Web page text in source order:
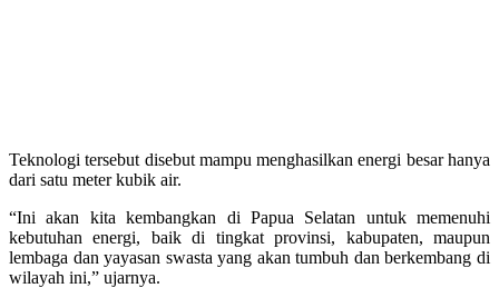
Teknologi tersebut disebut mampu menghasilkan energi besar hanya
dari satu meter kubik air.
“Ini akan kita kembangkan di Papua Selatan untuk memenuhi
kebutuhan energi, baik di tingkat provinsi, kabupaten, maupun
lembaga dan yayasan swasta yang akan tumbuh dan berkembang di
wilayah ini,” ujarnya.